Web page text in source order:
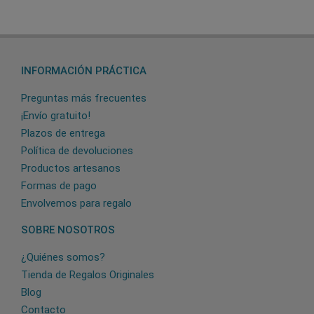
INFORMACIÓN PRÁCTICA
Preguntas más frecuentes
¡Envío gratuito!
Plazos de entrega
Política de devoluciones
Productos artesanos
Formas de pago
Envolvemos para regalo
SOBRE NOSOTROS
¿Quiénes somos?
Tienda de Regalos Originales
Blog
Contacto